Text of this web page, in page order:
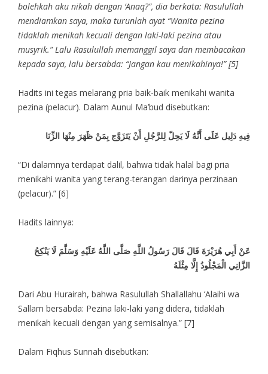
bolehkah aku nikah dengan ‘Anaq?”, dia berkata: Rasulullah
mendiamkan saya, maka turunlah ayat “Wanita pezina
tidaklah menikah kecuali dengan laki-laki pezina atau
musyrik.” Lalu Rasulullah memanggil saya dan membacakan
kepada saya, lalu bersabda: “Jangan kau menikahinya!” [5]
Hadits ini tegas melarang pria baik-baik menikahi wanita
pezina (pelacur). Dalam Aunul Ma’bud disebutkan:
فِيهِ دَلِيل عَلَى أَنَّهُ لَا يَحِلّ لِلرَّجُلِ أَنْ يَتَزَوَّج بِمَنْ ظَهَرَ مِنْهَا الزِّنَا
“Di dalamnya terdapat dalil, bahwa tidak halal bagi pria
menikahi wanita yang terang-terangan darinya perzinaan
(pelacur).” [6]
Hadits lainnya:
عَنْ أَبِي هُرَيْرَةَ قَالَ قَالَ رَسُولُ اللَّهِ صَلَّى اللَّهُ عَلَيْهِ وَسَلَّمَ لَا يَنْكِحُ
الزَّانِي الْمَجْلُودُ إِلَّا مِثْلَهُ
Dari Abu Hurairah, bahwa Rasulullah Shallallahu ‘Alaihi wa
Sallam bersabda: Pezina laki-laki yang didera, tidaklah
menikah kecuali dengan yang semisalnya.” [7]
Dalam Fiqhus Sunnah disebutkan: